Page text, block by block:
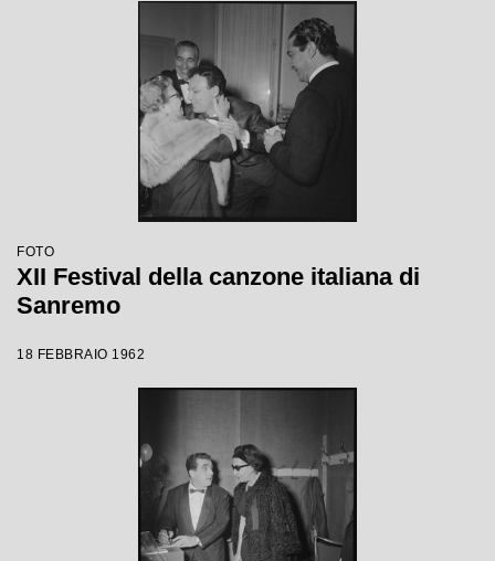
FOTO
XII Festival della canzone italiana di
Sanremo
18 FEBBRAIO 1962